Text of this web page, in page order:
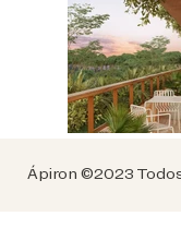
Ápiron ©2023